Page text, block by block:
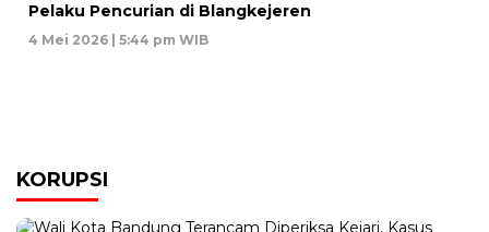
Pelaku Pencurian di Blangkejeren
4 Mei 2026 | 5:44 pm WIB
KORUPSI